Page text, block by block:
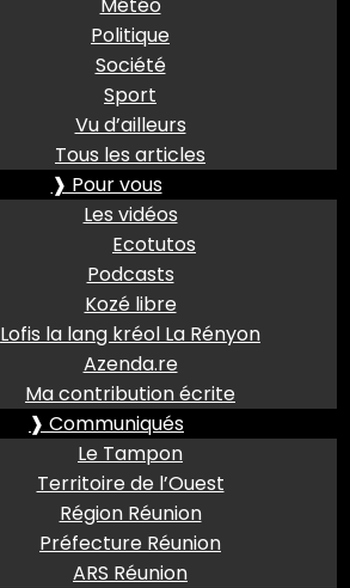
Politique
Société
Sport
Vu d’ailleurs
Tous les articles
❱ Pour vous
Les vidéos
Ecotutos
Podcasts
Kozé libre
Lofis la lang kréol La Rényon
Azenda.re
Ma contribution écrite
❱ Communiqués
Le Tampon
Territoire de l’Ouest
Région Réunion
Préfecture Réunion
ARS Réunion